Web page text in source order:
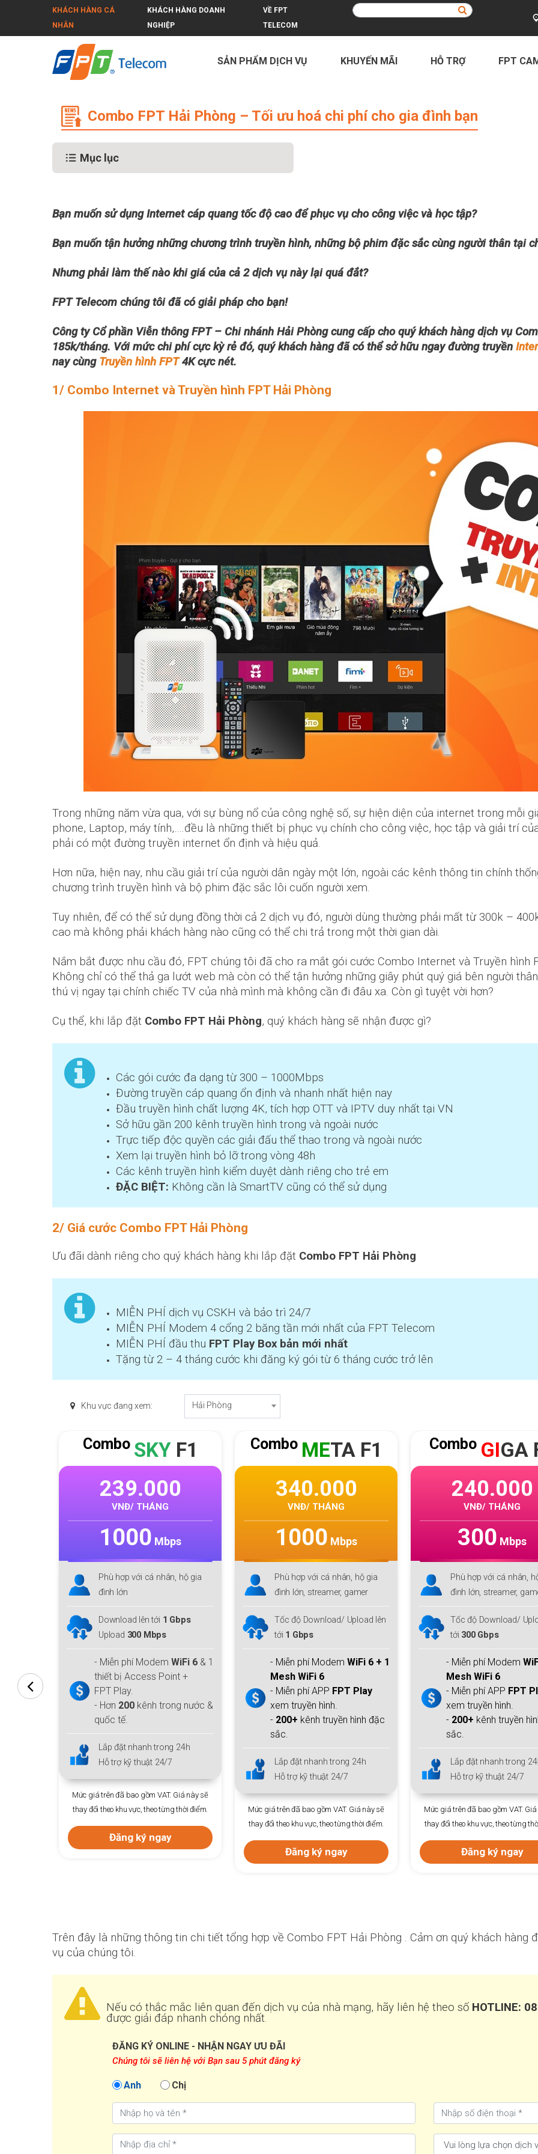
KHÁCH HÀNG CÁ
NHÂN
KHÁCH HÀNG DOANH
NGHIỆP
VỀ FPT
TELECOM
SẢN PHẨM DỊCH VỤ KHUYẾN MÃI HỖ TRỢ FPT
Combo FPT Hải Phòng – Tối ưu hoá chi phí cho gia đình bạn
Mục lục
Bạn muốn sử dụng Internet cáp quang tốc độ cao để phục vụ cho công việc và học tập?
Bạn muốn tận hưởng những chương trình truyền hình, những bộ phim đặc sắc cùng người thân tại
Nhưng phải làm thế nào khi giá của cả 2 dịch vụ này lại quá đắt?
FPT Telecom chúng tôi đã có giải pháp cho bạn!
Công ty Cổ phần Viễn thông FPT – Chi nhánh Hải Phòng cung cấp cho quý khách hàng dịch vụ
185k/tháng. Với mức chi phí cực kỳ rẻ đó, quý khách hàng đã có thể sở hữu ngay đường truyền
nay cùng Truyền hình FPT4K cực nét.
1/ Combo Internet và Truyền hình FPT Hải Phòng
Trong những năm vừa qua, với sự bùng nổ của công nghệ số, sự hiện diện của internet trong mỗi
phone, Laptop, máy tính,….đều là những thiết bị phục vụ chính cho công việc, học tập và giải trí
phải có một đường truyền internet ổn định và hiệu quả.
Hơn nữa, hiện nay, nhu cầu giải trí của người dân ngày một lớn, ngoài các kênh thông tin chính
chương trình truyền hình và bộ phim đặc sắc lôi cuốn người xem.
Tuy nhiên, để có thể sử dụng đồng thời cả 2 dịch vụ đó, người dùng thường phải mất từ 300k –
cao mà không phải khách hàng nào cũng có thể chi trả trong một thời gian dài.
Nắm bắt được nhu cầu đó, FPT chúng tôi đã cho ra mắt gói cước Combo Internet và Truyền hình
Không chỉ có thể thả ga lướt web mà còn có thể tận hưởng những giây phút quý giá bên người
thú vị ngay tại chính chiếc TV của nhà mình mà không cần đi đâu xa. Còn gì tuyệt vời hơn?
Cụ thể, khi lắp đặt Combo FPT Hải Phòng, quý khách hàng sẽ nhận được gì?
Các gói cước đa dạng từ 300 – 1000Mbps
Đường truyền cáp quang ổn định và nhanh nhất hiện nay
Đầu truyền hình chất lượng 4K, tích hợp OTT và IPTV duy nhất tại VN
Sở hữu gần 200 kênh truyền hình trong và ngoài nước
Trực tiếp độc quyền các giải đấu thể thao trong và ngoài nước
Xem lại truyền hình bỏ lỡ trong vòng 48h
Các kênh truyền hình kiểm duyệt dành riêng cho trẻ em
ĐẶC BIỆT: Không cần là SmartTV cũng có thể sử dụng
2/ Giá cước Combo FPT Hải Phòng
Ưu đãi dành riêng cho quý khách hàng khi lắp đặt Combo FPT Hải Phòng
MIỄN PHÍ dịch vụ CSKH và bảo trì 24/7
MIỄN PHÍ Modem 4 cổng 2 băng tần mới nhất của FPT Telecom
MIỄN PHÍ đầu thu FPT Play Box bản mới nhất
Tặng từ 2 – 4 tháng cước khi đăng ký gói từ 6 tháng cước trở lên
Khu vực đang xem: Hải Phòng
Combo SKYF1
239.000
VNĐ/ THÁNG
1000 Mbps
Phù hợp với cá nhân, hộ gia
đình lớn
Download lên tới 1 Gbps
Upload 300 Mbps
- Miễn phí Modem WiFi 6 & 1
thiết bị Access Point +
FPT Play.
- Hơn 200 kênh trong nước &
quốc tế.
Lắp đặt nhanh trong 24h
Hỗ trợ kỹ thuật 24/7
Mức giá trên đã bao gồm VAT. Giá này sẽ
thay đổi theo khu vực, theo từng thời điểm.
Đăng ký ngay
Combo META F1
340.000
VNĐ/ THÁNG
1000 Mbps
Phù hợp với cá nhân, hộ gia
đình lớn, streamer, gamer
Tốc độ Download/ Upload lên
tới 1 Gbps
- Miễn phí Modem WiFi 6 + 1
Mesh WiFi 6
- Miễn phí APP FPT Play
xem truyền hình.
- 200+ kênh truyền hình đặc
sắc.
Lắp đặt nhanh trong 24h
Hỗ trợ kỹ thuật 24/7
Mức giá trên đã bao gồm VAT. Giá này sẽ
thay đổi theo khu vực, theo từng thời điểm.
Đăng ký ngay
Combo GIGA
240.000
VNĐ/ THÁNG
300 Mbps
Phù hợp với cá nhân,
đình lớn, streamer,
Tốc độ Download/
tới 300 Gbps
- Miễn phí Modem
Mesh WiFi 6
- Miễn phí APP FPT
xem truyền hình.
- 200+ kênh truyền
sắc.
Lắp đặt nhanh trong
Hỗ trợ kỹ thuật 24/7
Mức giá trên đã bao gồm VAT.
thay đổi theo khu vực, theo từng
Đăng ký ngay
Trên đây là những thông tin chi tiết tổng hợp về Combo FPT Hải Phòng . Cảm ơn quý khách hàng
vụ của chúng tôi.
Nếu có thắc mắc liên quan đến dịch vụ của nhà mạng, hãy liên hệ theo số HOTLINE:
được giải đáp nhanh chóng nhất.
ĐĂNG KÝ ONLINE - NHẬN NGAY ƯU ĐÃI
Chúng tôi sẽ liên hệ với Bạn sau 5 phút đăng ký
Anh Chị